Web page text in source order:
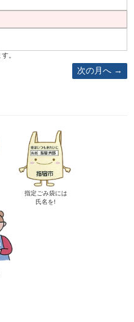
次の月へ
指定ごみ袋には
氏名を!